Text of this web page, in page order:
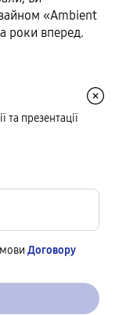
«Ambient
роки вперед.
та презентації
Договору